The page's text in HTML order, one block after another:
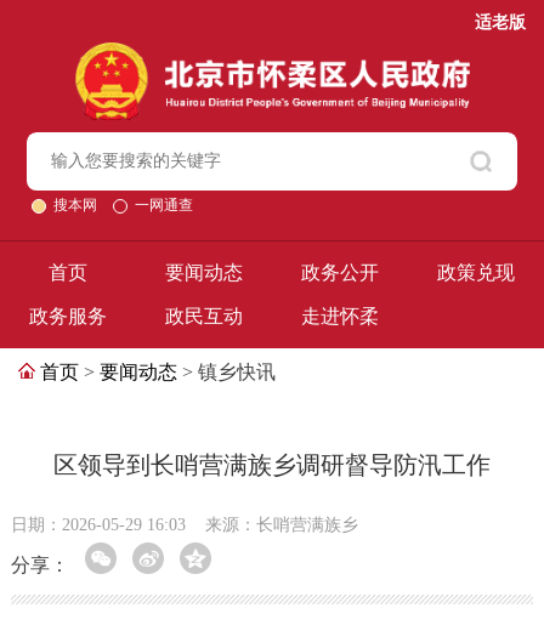
适老版
搜本网 一网通查
首页 要闻动态 政务公开 政策兑现
政务服务 政民互动 走进怀柔
首页 > 要闻动态 > 镇乡快讯
区领导到长哨营满族乡调研督导防汛工作
日期：2026-05-29 16:03 来源：长哨营满族乡
分享：